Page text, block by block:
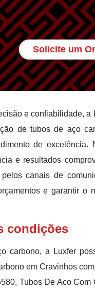
Solicite um
e confiabilidade, a
de tubos de aço
de excelência.
e resultados
canais de
e garantir o
condições
carbono, a Luxfer
em Cravinhos
Tubos De Aco